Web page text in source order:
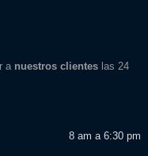
a nuestros clienteslas 24
8 am a 6:30 pm